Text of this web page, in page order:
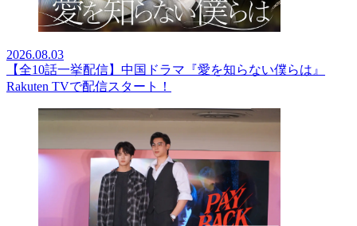
2026.08.03
【全10話一挙配信】中国ドラマ『愛を知らない僕らは』
Rakuten TVで配信スタート！